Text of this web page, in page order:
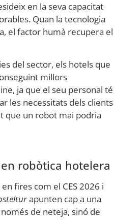
en la seva capacitat
Quan la tecnologia
el factor humà recupera el
del sector, els hotels que
millors
ja que el seu personal té
les necessitats dels clients
que un robot mai podria
robòtica hotelera
fires com el CES 2026 i
apunten cap a una
de neteja, sinó de